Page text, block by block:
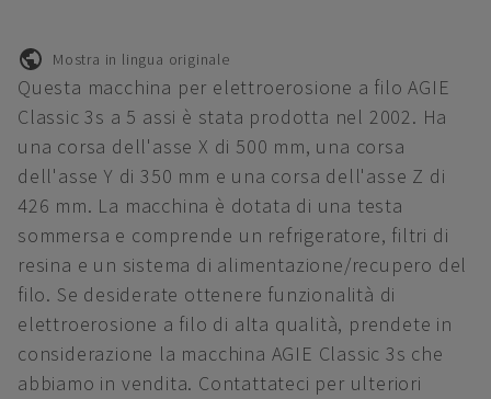
Mostra in lingua originale
Questa macchina per elettroerosione a filo AGIE
Classic 3s a 5 assi è stata prodotta nel 2002. Ha
una corsa dell'asse X di 500 mm, una corsa
dell'asse Y di 350 mm e una corsa dell'asse Z di
426 mm. La macchina è dotata di una testa
sommersa e comprende un refrigeratore, filtri di
resina e un sistema di alimentazione/recupero del
filo. Se desiderate ottenere funzionalità di
elettroerosione a filo di alta qualità, prendete in
considerazione la macchina AGIE Classic 3s che
abbiamo in vendita. Contattateci per ulteriori